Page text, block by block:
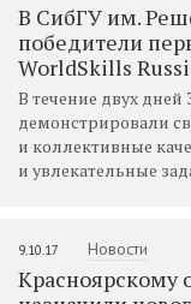
В СибГУ им.
победители
WorldSkills
В течение двух
демонстрировали
и коллективные
и увлекательные
9.10.17 Новости
Красноярскому